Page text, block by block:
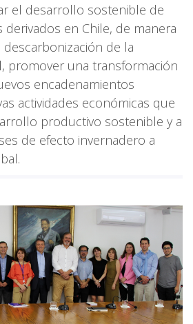
el desarrollo sostenible de
derivados en Chile, de manera
descarbonización de la
promover una transformación
encadenamientos
actividades económicas que
productivo sostenible y a
de efecto invernadero a